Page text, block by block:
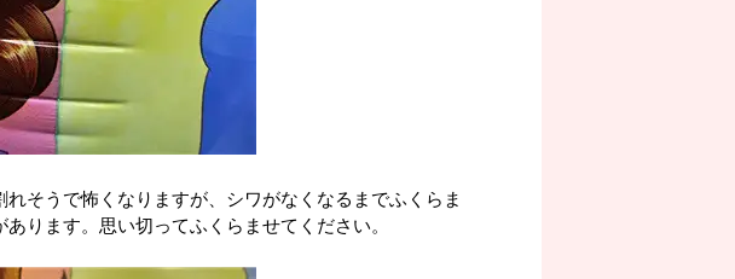
そうで怖くなりますが、シワがなくなるまでふくらま
ります。思い切ってふくらませてください。